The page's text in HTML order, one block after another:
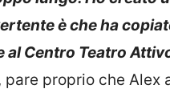
è che ha
Centro Teatro
pare proprio che